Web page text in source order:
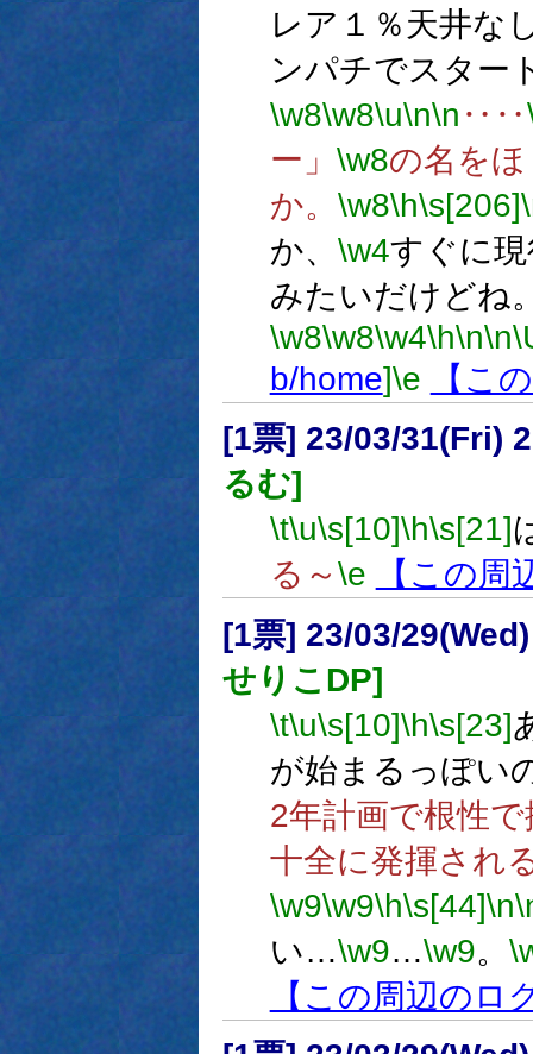
レア１％天井な
ンパチでスタ
\w8\w8\u\n\n ‥‥
ー」 \w8の名を
か。 \w8\h\s[206]
か、 \w4すぐに
みたいだけどね
\w8\w8\w4\h\n\n
b/home]\e
【こ
[1票] 23/03/31(Fri)
るむ]
\t\u\s[10]\h\s[21]
る～\e
【この周
[1票] 23/03/
せりこDP]
\t\u\s[10]\h\s[23]
が始まるっぽい
2年計画で根性
十全に発揮され
\w9\w9\h\s[44]\n
い…\w9…\w9。
【この周辺のロ